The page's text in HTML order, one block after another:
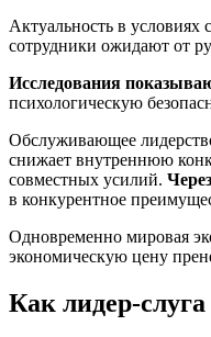
Актуальность в
сотрудники ожидают от
Исследования
психологическую
Обслуживающее
снижает внутреннюю
совместных усилий.
в конкурентное
Одновременно мировая
экономическую цену
Как лидер-